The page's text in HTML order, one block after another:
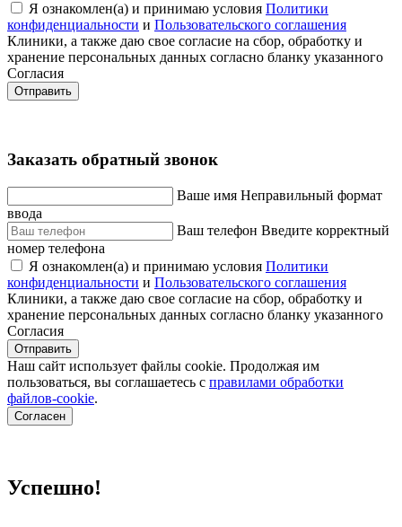
Я ознакомлен(а) и принимаю условия Политики
конфиденциальности и Пользовательского соглашения
Клиники, а также даю свое согласие на сбор, обработку и
хранение персональных данных согласно бланку указанного
Согласия
Отправить
Заказать обратный звонок
Ваше имя Неправильный формат
ввода
Ваш телефон Введите корректный
номер телефона
Я ознакомлен(а) и принимаю условия Политики
конфиденциальности и Пользовательского соглашения
Клиники, а также даю свое согласие на сбор, обработку и
хранение персональных данных согласно бланку указанного
Согласия
Отправить
Наш сайт использует файлы cookie. Продолжая им
пользоваться, вы соглашаетесь c правилами обработки
файлов-cookie.
Согласен
Успешно!